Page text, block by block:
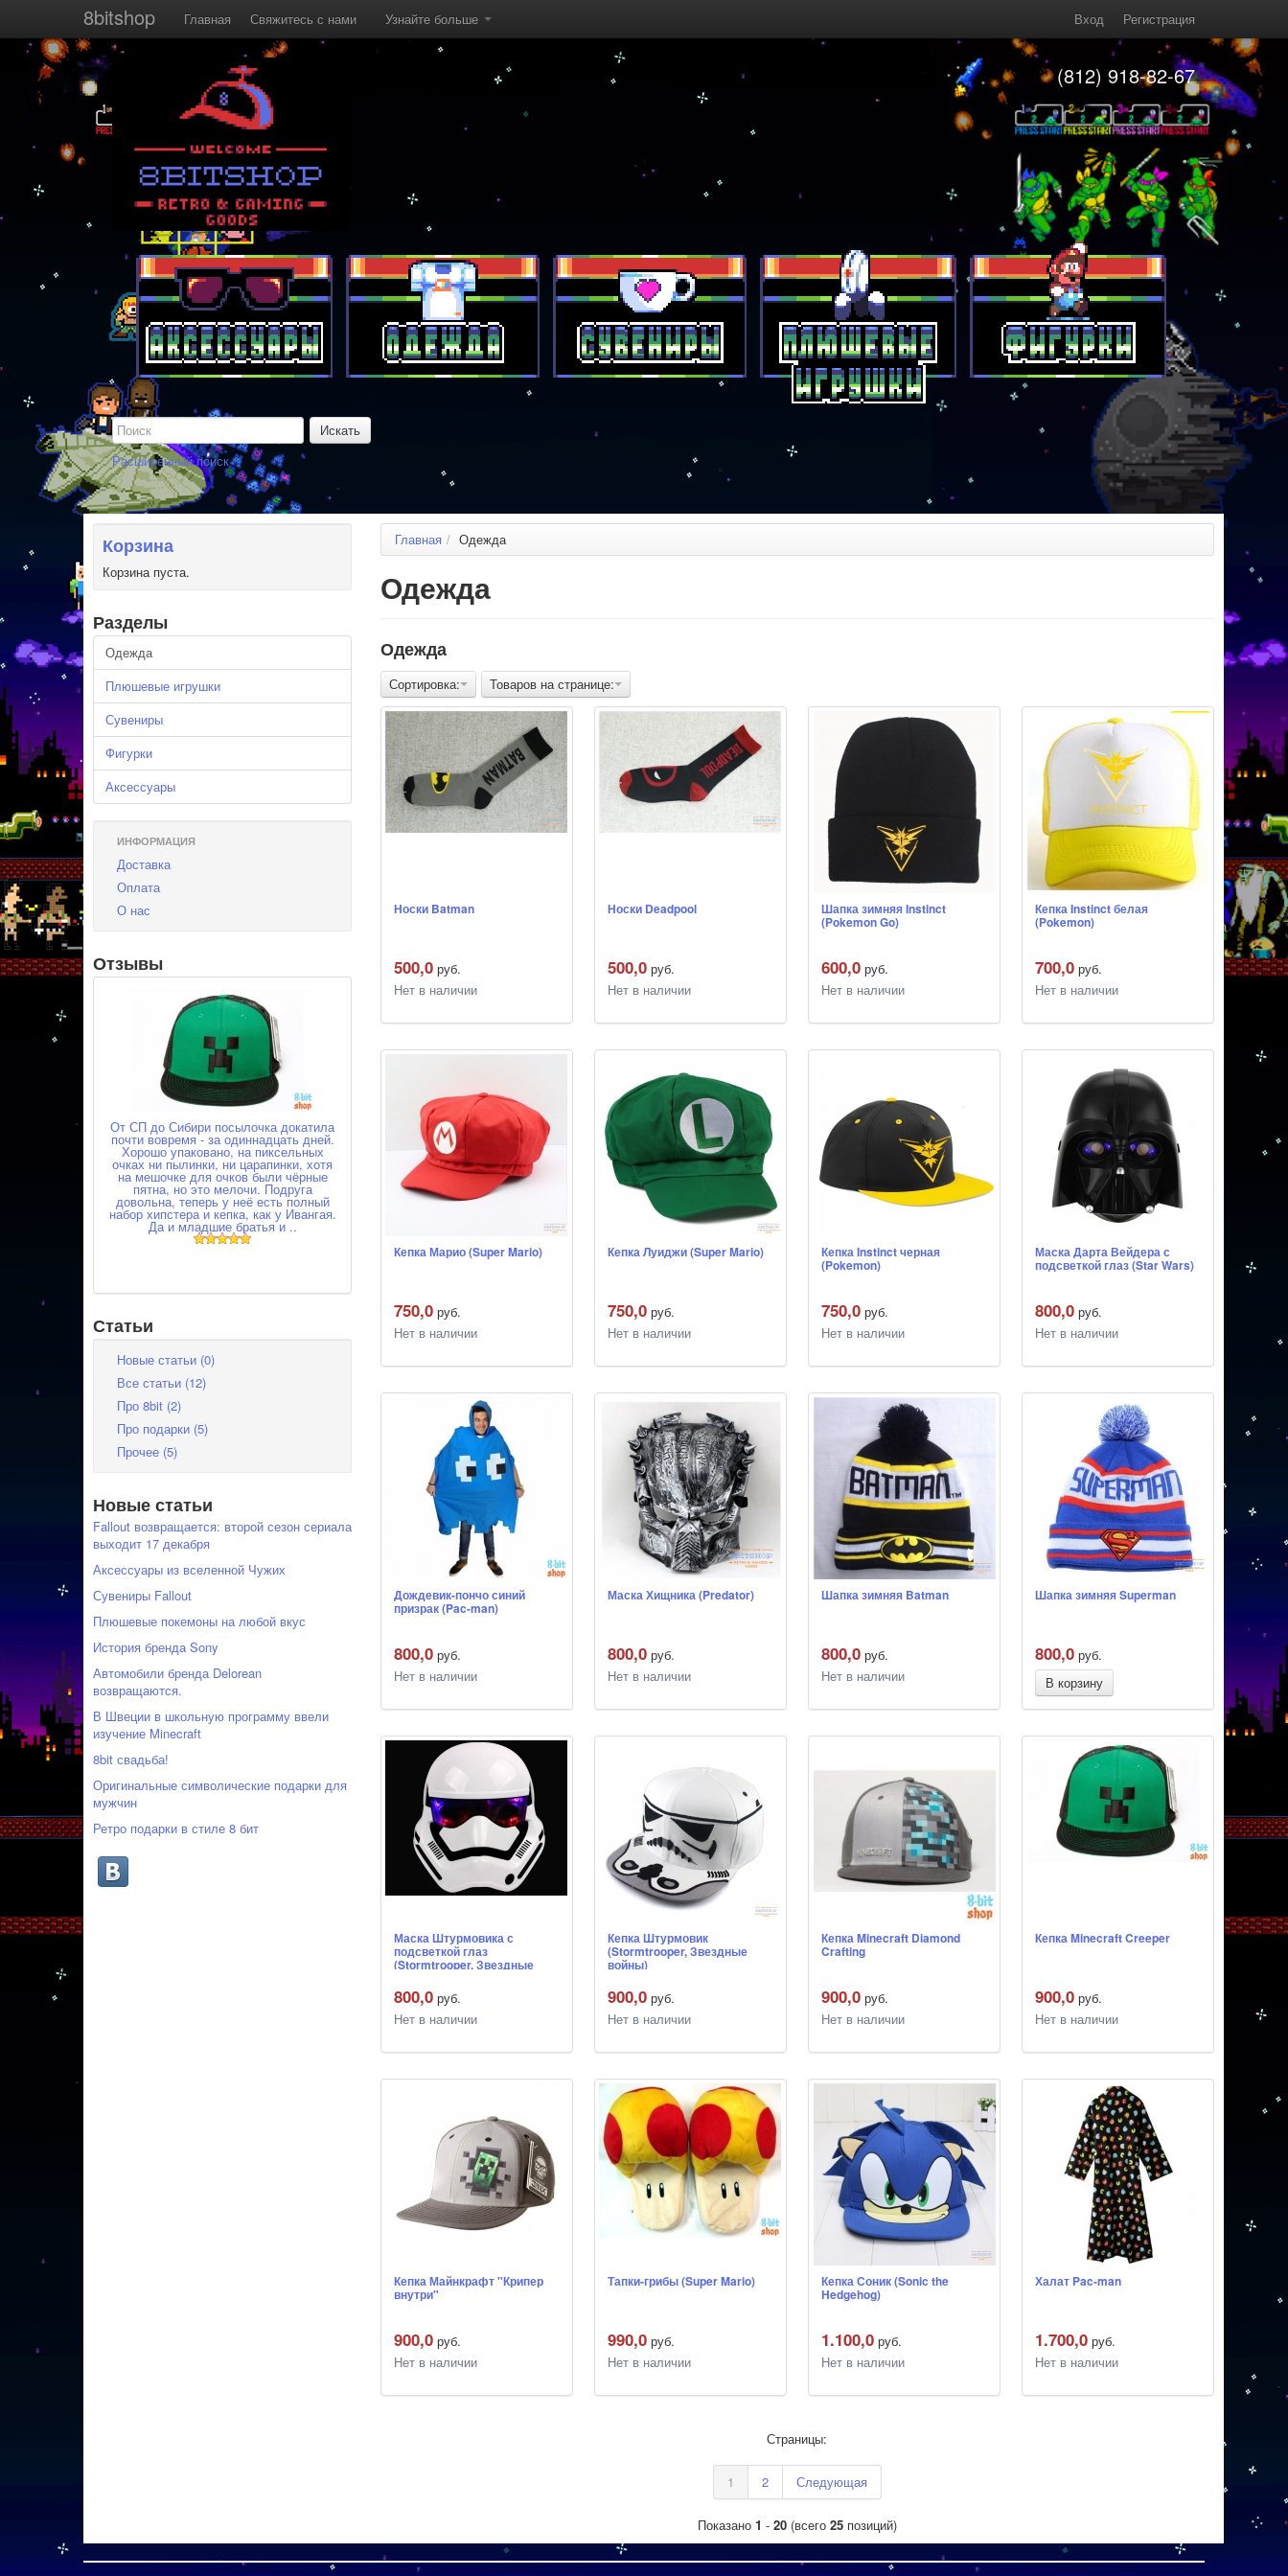
8bitshop Главная Свяжитесь с нами Узнайте больше Вход Регистрация
(812) 918-82-67
Расширенный поиск
Корзина
Корзина пуста.
Разделы
Одежда
Плюшевые игрушки
Сувениры
Фигурки
Аксессуары
ИНФОРМАЦИЯ
Доставка
Оплата
О нас
Отзывы
От СП до Сибири посылочка докатила
почти вовремя - за одиннадцать дней.
Хорошо упаковано, на пиксельных
очках ни пылинки, ни царапинки, хотя
на мешочке для очков были чёрные
пятна, но это мелочи. Подруга
довольна, теперь у неё есть полный
набор хипстера и кепка, как у Ивангая.
Да и младшие братья и ..
Статьи
Новые статьи (0)
Все статьи (12)
Про 8bit (2)
Про подарки (5)
Прочее (5)
Новые статьи
Fallout возвращается: второй сезон сериала
выходит 17 декабря
Аксессуары из вселенной Чужих
Сувениры Fallout
Плюшевые покемоны на любой вкус
История бренда Sony
Автомобили бренда Delorean
возвращаются.
В Швеции в школьную программу ввели
изучение Minecraft
8bit свадьба!
Оригинальные символические подарки для
мужчин
Ретро подарки в стиле 8 бит
Главная / Одежда
Одежда
Одежда
Сортировка: Товаров на странице:
Носки Batman
500,0 руб.
Нет в наличии
Носки Deadpool
500,0 руб.
Нет в наличии
Шапка зимняя Instinct
(Pokemon Go)
600,0 руб.
Нет в наличии
Кепка Instinct белая
(Pokemon)
700,0 руб.
Нет в наличии
Кепка Марио (Super Mario)
750,0 руб.
Нет в наличии
Кепка Луиджи (Super Mario)
750,0 руб.
Нет в наличии
Кепка Instinct черная
(Pokemon)
750,0 руб.
Нет в наличии
Маска Дарта Вейдера с
подсветкой глаз (Star Wars)
800,0 руб.
Нет в наличии
Дождевик-пончо синий
призрак (Pac-man)
800,0 руб.
Нет в наличии
Маска Хищника (Predator)
800,0 руб.
Нет в наличии
Шапка зимняя Batman
800,0 руб.
Нет в наличии
Шапка зимняя Superman
800,0 руб.
В корзину
Маска Штурмовика с
подсветкой глаз
(Stormtrooper, Звездные
800,0 руб.
Нет в наличии
Кепка Штурмовик
(Stormtrooper, Звездные
войны)
900,0 руб.
Нет в наличии
Кепка Minecraft Diamond
Crafting
900,0 руб.
Нет в наличии
Кепка Minecraft Creeper
900,0 руб.
Нет в наличии
Кепка Майнкрафт "Крипер
внутри"
900,0 руб.
Нет в наличии
Тапки-грибы (Super Mario)
990,0 руб.
Нет в наличии
Кепка Соник (Sonic the
Hedgehog)
1.100,0 руб.
Нет в наличии
Халат Pac-man
1.700,0 руб.
Нет в наличии
Страницы:
1 2 Следующая
Показано 1 - 20(всего 25позиций)